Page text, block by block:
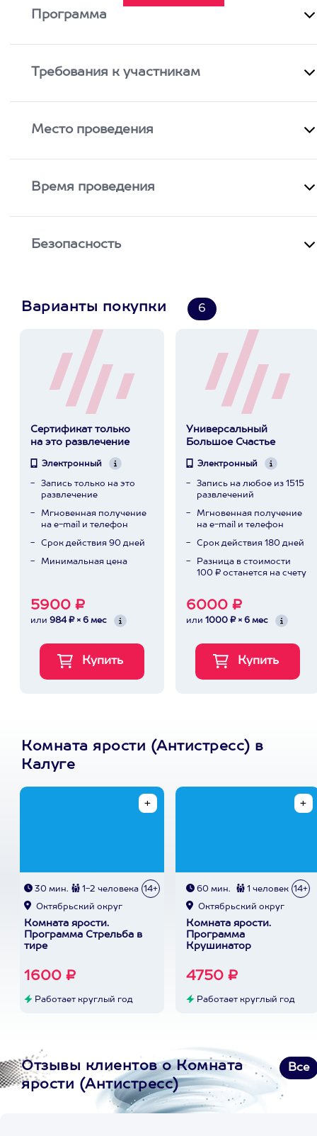
Программа
Требования к участникам
Место проведения
Время проведения
Безопасность
Варианты покупки 6
Сертификат только
на это развлечение
Электронный
Запись только на это
развлечение
Мгновенная получение
на e-mail и телефон
Срок действия 90 дней
Минимальная цена
5900 ₽
или 984 ₽ × 6 мес
Универсальный
Большое Счастье
Электронный
Запись на любое из 1515
развлечений
Мгновенная получение
на e-mail и телефон
Срок действия 180 дней
Разница в стоимости
100 ₽ останется на счету
6000 ₽
или 1000 ₽ × 6 мес
Комната ярости (Антистресс) в
Калуге
30 мин. 1-2 человека 14+
Октябрьский округ
Комната ярости.
Программа Стрельба в
тире
1600 ₽
Работает круглый год
60 мин. 1 человек 14+
Октябрьский округ
Комната ярости.
Программа
Крушинатор
4750 ₽
Работает круглый год
Отзывы клиентов о Комната
ярости (Антистресс)
Все